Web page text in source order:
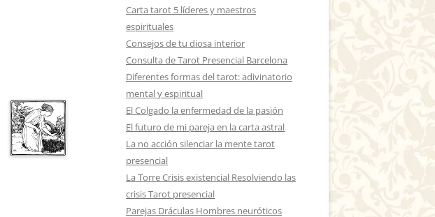
Carta tarot 5 líderes y maestros
espirituales
Consejos de tu diosa interior
Consulta de Tarot Presencial Barcelona
Diferentes formas del tarot: adivinatorio
mental y espiritual
El Colgado la enfermedad de la pasión
El futuro de mi pareja en la carta astral
La no acción silenciar la mente tarot
presencial
La Torre Crisis existencial Resolviendo las
crisis Tarot presencial
Parejas Dráculas Hombres neuróticos